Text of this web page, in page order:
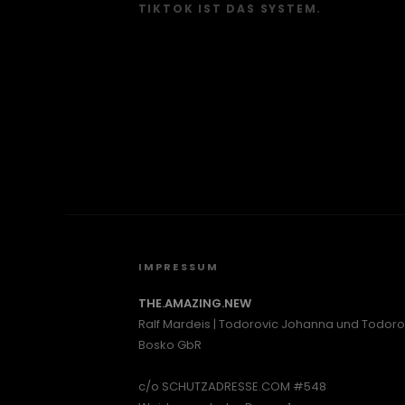
TIKTOK IST DAS SYSTEM.
IMPRESSUM
THE.AMAZING.NEW
Ralf Mardeis | Todorovic Johanna und
Bosko GbR
c/o SCHUTZADRESSE.COM #548